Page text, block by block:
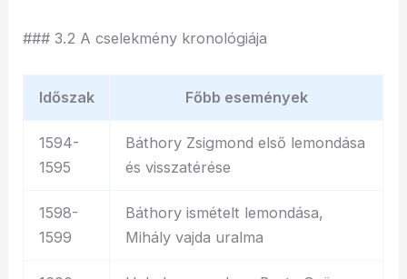
### 3.2 A cselekmény kronológiája
Időszak Főbb események
1594-
1595
Báthory Zsigmond első lemondása
és visszatérése
1598-
1599
Báthory ismételt lemondása,
Mihály vajda uralma